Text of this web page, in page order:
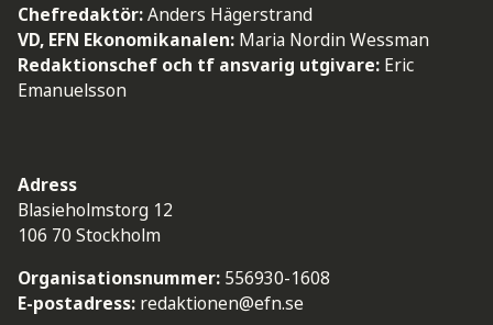
Chefredaktör:Anders Hägerstrand
VD, EFN Ekonomikanalen: Maria Nordin Wessman
Redaktionschef och tf ansvarig utgivare: Eric
Emanuelsson
Adress
Blasieholmstorg 12
106 70 Stockholm
Organisationsnummer: 556930-1608
E-postadress: redaktionen@efn.se